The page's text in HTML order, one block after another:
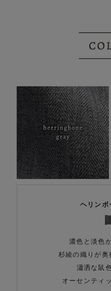
ヘリンボ
濃色と淡色
杉綾の織りが奥
瀟洒な鼠
オーセンティ